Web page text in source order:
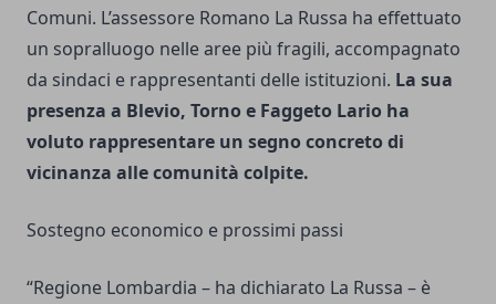
Comuni. L’assessore Romano La Russa ha effettuato
un sopralluogo nelle aree più fragili, accompagnato
da sindaci e rappresentanti delle istituzioni. La sua
presenza a Blevio, Torno e Faggeto Lario ha
voluto rappresentare un segno concreto di
vicinanza alle comunità colpite.
Sostegno economico e prossimi passi
“Regione Lombardia – ha dichiarato La Russa – è